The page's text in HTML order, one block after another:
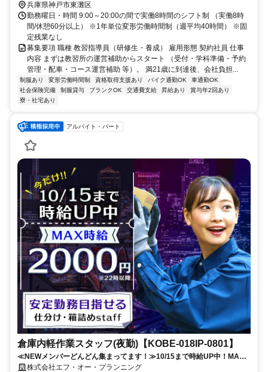
兵庫県神戸市東灘区
勤務曜日・時間 9:00～20:00の間で実働8時間のシフト制 （実働8時
間/休憩60分以上） ※1年単位変形労働時間制（週平均40時間） ※固
定残業なし
募集要項 職種 教習指導員（研修生・養成） 雇用形態 契約社員 仕事
内容 まずは教習所の運営補助からスタート （受付・学科準備・予約
管理・配車・コース運営補助 等）。 満21歳に到達後、会社負担...
制服あり 変形労働時間制 資格取得支援あり バイク通勤OK
車通勤OK
社会保険完備
制服貸与 ブランクOK 交通費支給 昇給あり
賞与年2回あり
寮・社宅あり
アルバイト・パート
倉庫内軽作業スタッフ(夜勤)【KOBE-018IP-0801】
≪NEWメンバーどんどん集まってます！≫10/15まで時給UP中！MAX
時給2,000円／週3日～シフト相談OK／未経験歓迎！丁寧サポートあり
株式会社エフ・オー・プランニング